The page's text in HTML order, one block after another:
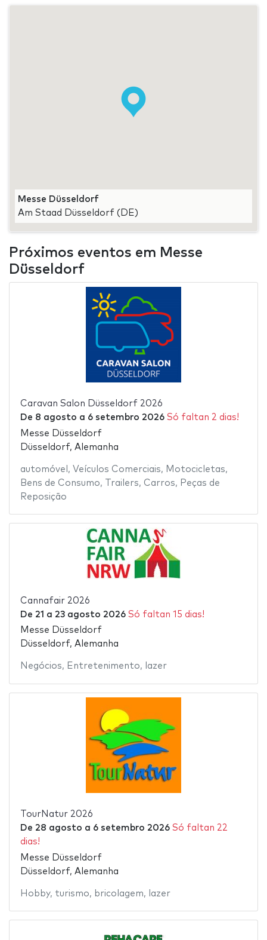
Messe Düsseldorf
Am Staad Düsseldorf (DE)
Próximos eventos em Messe
Düsseldorf
Caravan Salon Düsseldorf 2026
De 8 agosto a 6 setembro 2026 Só faltan 2 dias!
Messe Düsseldorf
Düsseldorf, Alemanha
automóvel , Veículos Comerciais, Motocicletas,
Bens de Consumo, Trailers, Carros, Peças de
Reposição
Cannafair 2026
De 21 a 23 agosto 2026 Só faltan 15 dias!
Messe Düsseldorf
Düsseldorf, Alemanha
Negócios, Entretenimento, lazer
TourNatur 2026
De 28 agosto a 6 setembro 2026 Só faltan 22
dias!
Messe Düsseldorf
Düsseldorf, Alemanha
Hobby, turismo, bricolagem, lazer